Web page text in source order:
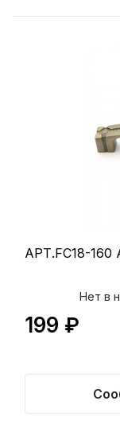
АРТ.FC18-160
199 ₽
Нет в